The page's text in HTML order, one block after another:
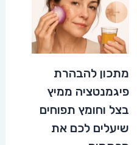
מתכון להבהרת
פיגמנטציה ממיץ
בצל וחומץ תפוחים
שיעלים לכם את